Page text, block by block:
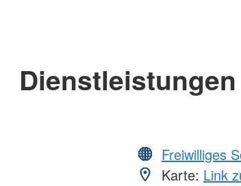
Dienstleistungen
Freiwilliges
Karte: Link